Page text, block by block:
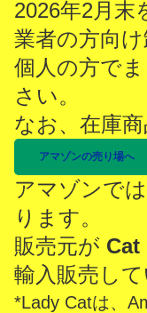
2026年2月
業者の方向
個人の方で
さい。
なお、在庫
アマゾンの売り場へ
アマゾンで
ります。
販売元が Cat
輸入販売し
*Lady Catは、